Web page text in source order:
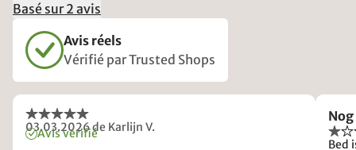
Basé sur 2 avis
Avis réels
Vérifié par Trusted Shops
03.03.2026de Karlijn V.
Avis vérifié
Bed